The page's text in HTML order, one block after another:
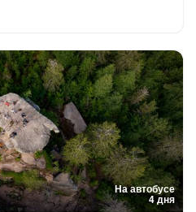
На автобусе
4 дня